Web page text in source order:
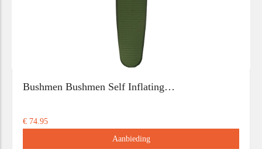
Bushmen Bushmen Self Inflating…
€ 74.95
Aanbieding